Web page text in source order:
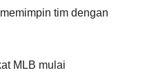
tim dengan
MLB mulai